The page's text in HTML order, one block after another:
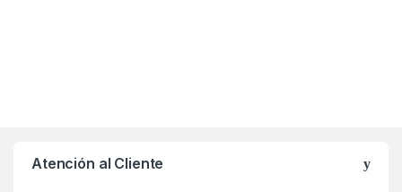
Atención al Cliente